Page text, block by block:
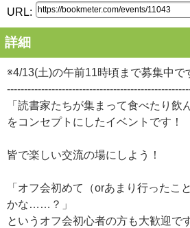
URL:
詳細
※4/13(土)の午前11時頃まで募集中で
「読書家たちが集まって食べたり飲
をコンセプトにしたイベントです！
皆で楽しい交流の場にしよう！
「オフ会初めて（orあまり行ったこ
かな……？」
というオフ会初心者の方も大歓迎で